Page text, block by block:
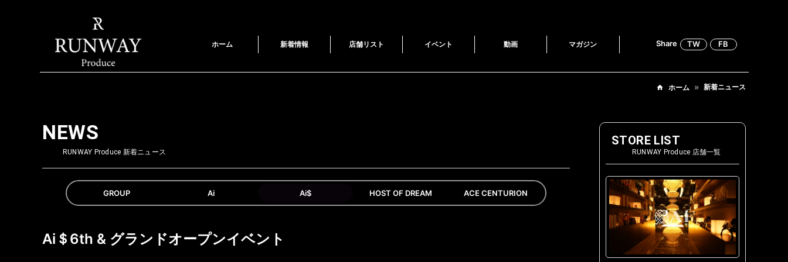
ホーム 新着情報 店舗リスト イベント 動画 マガジン Share TW FB
ホーム 新着ニュース
NEWS
RUNWAY Produce 新着ニュース
GROUP Ai Ai$ HOST OF DREAM ACE CENTURION
Ai＄6th & グランドオープンイベント
STORE LIST
RUNWAY Produce 店舗一覧